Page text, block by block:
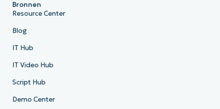
Bronnen
Resource Center
Blog
IT Hub
IT Video Hub
Script Hub
Demo Center